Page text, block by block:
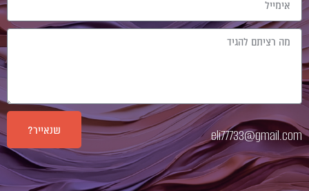
Message
שנאייר? eli77733@gmail.com